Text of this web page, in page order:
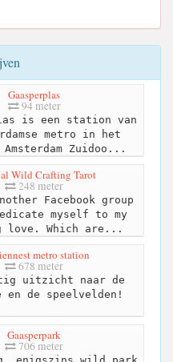
Gaasperplas
94 meter
is een station van
metro in het
Zuidoo...
Wild Crafting Tarot
248 meter
Facebook group
myself to my
love. Which are...
metro station
678 meter
uitzicht naar de
de speelvelden!
Gaasperpark
706 meter